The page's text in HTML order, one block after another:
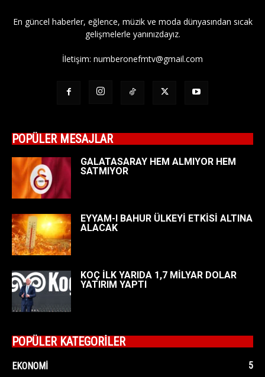
En güncel haberler, eğlence, müzik ve moda dünyasından sıcak
gelişmelerle yanınızdayız.
İletişim: numberonefmtv@gmail.com
POPÜLER MESAJLAR
GALATASARAY HEM ALMIYOR HEM
SATMIYOR
EYYAM-I BAHUR ÜLKEYİ ETKİSİ ALTINA
ALACAK
KOÇ İLK YARIDA 1,7 MİLYAR DOLAR
YATIRIM YAPTI
POPÜLER KATEGORİLER
EKONOMI
5